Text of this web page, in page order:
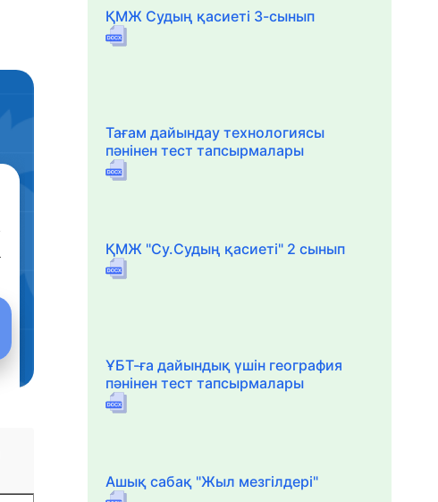
ҚМЖ Судың қасиеті 3-сынып
Тағам дайындау технологиясы
пәнінен тест тапсырмалары
ҚМЖ "Су.Судың қасиеті" 2 сынып
ҰБТ-ға дайындық үшін география
пәнінен тест тапсырмалары
Ашық сабақ "Жыл мезгілдері"